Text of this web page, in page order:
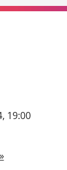
19:00